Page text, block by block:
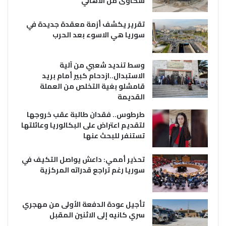
تقرير يكشف أزمة معقدة جديدة في
سوريا هي الاسوء بعد الحرب
وسط تنديد شعبي من آلية
الاستبدال..ازدحام كبير أمام بريد
قامشلو بغية التخلص من العملة
القديمة
طرطوس.. فقدان طالبة عقب خروجها
لتقديم اعتراض على البكالوريا وعائلتها
تستنفر للبحث عنها
تحذير أممي: داعش يواصل التكيف في
سوريا رغم تراجع قدراته المركزية
تأجيل عودة الدفعة الأولى من مهجري
سري كانيه إلى الاثنين المقبل